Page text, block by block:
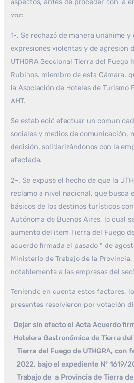
aspectos, antes de proceder con la
voz:
1-. Se rechazó de manera unánime
expresiones violentas y de agresión
UTHGRA Seccional Tierra del Fuego
Rubinos, miembro de esta Cámara,
la Asociación de Hoteles de Turismo
AHT.
Se estableció efectuar un
sociales y medios de comunicación,
decisión, solidarizándonos con la
afectada.
2-. Se expuso el hecho de que la
reclamo a nivel nacional, que busca
básicos de los destinos turísticos
Autónoma de Buenos Aires, lo cual
aumento del ítem Tierra del Fuego
acuerdo firmada el pasado ° de
Ministerio de Trabajo de la
notablemente a las empresas del
Teniendo en cuenta estos factores,
presentes resolvieron por votación
Dejar sin efecto el Acta Acuerdo
Hotelera Gastronómica de Tierra
Tierra del Fuego de UTHGRA, con
2022, bajo el expediente N° 1619/
Trabajo de la Provincia de Tierra